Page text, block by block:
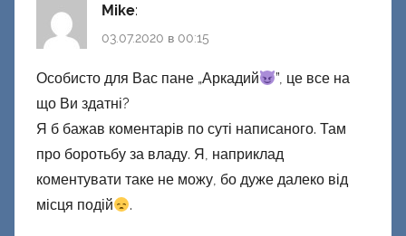
Mike:
03.07.2020 в 00:15
Особисто для Вас пане „Аркадий
”, це все на
що Ви здатні?
Я б бажав коментарів по суті написаного. Там
про боротьбу за владу. Я, наприклад
коментувати таке не можу, бо дуже далеко від
місця подій
.